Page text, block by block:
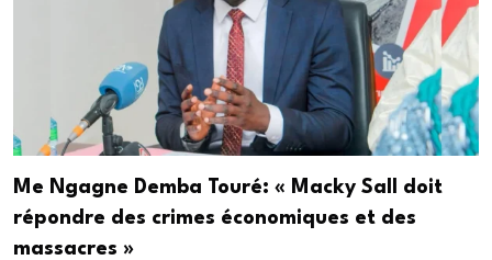
Me Ngagne Demba Touré: « Macky Sall doit
répondre des crimes économiques et des
massacres »